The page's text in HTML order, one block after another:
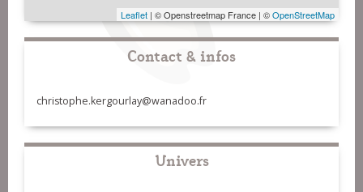
Leaflet | © Openstreetmap France | ©OpenStreetMap
Contact & infos
christophe.kergourlay@wanadoo.fr
Univers